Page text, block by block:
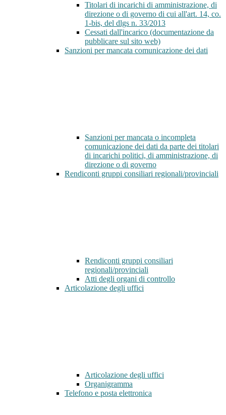
Titolari di incarichi di amministrazione, di
direzione o di governo di cui all'art. 14, co.
1-bis, del dlgs n. 33/2013
Cessati dall'incarico (documentazione da
pubblicare sul sito web)
Sanzioni per mancata comunicazione dei dati
Sanzioni per mancata o incompleta
comunicazione dei dati da parte dei titolari
di incarichi politici, di amministrazione, di
direzione o di governo
Rendiconti gruppi consiliari regionali/provinciali
Rendiconti gruppi consiliari
regionali/provinciali
Atti degli organi di controllo
Articolazione degli uffici
Articolazione degli uffici
Organigramma
Telefono e posta elettronica